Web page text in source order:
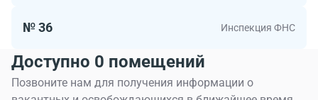
Инфраструктура квартала будет сосредоточена в
магазины и сервисные службы, формируя
автономную и комфортную среду для сотрудников.
№ 36 Инспекция ФНС
Доступно 0 помещений
Позвоните нам для получения информации о